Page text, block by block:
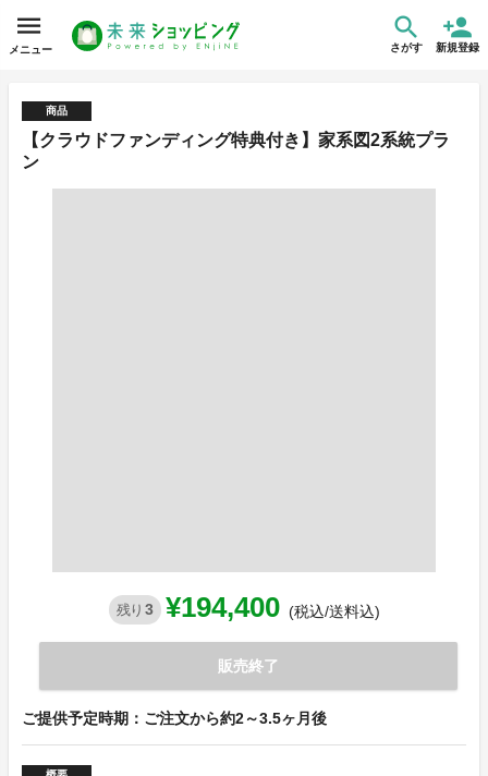
メニュー さがす 新規登録
商品
【クラウドファンディング特典付き】家系図2系統プラ
ン
残り 3 ¥194,400 (税込/送料込)
販売終了
ご提供予定時期：ご注文から約2～3.5ヶ月後